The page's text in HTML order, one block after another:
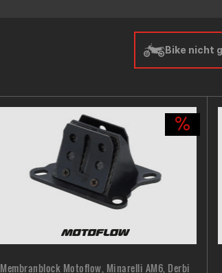
Bike nicht
Membranblock Motoflow, Minarelli AM6, Derbi